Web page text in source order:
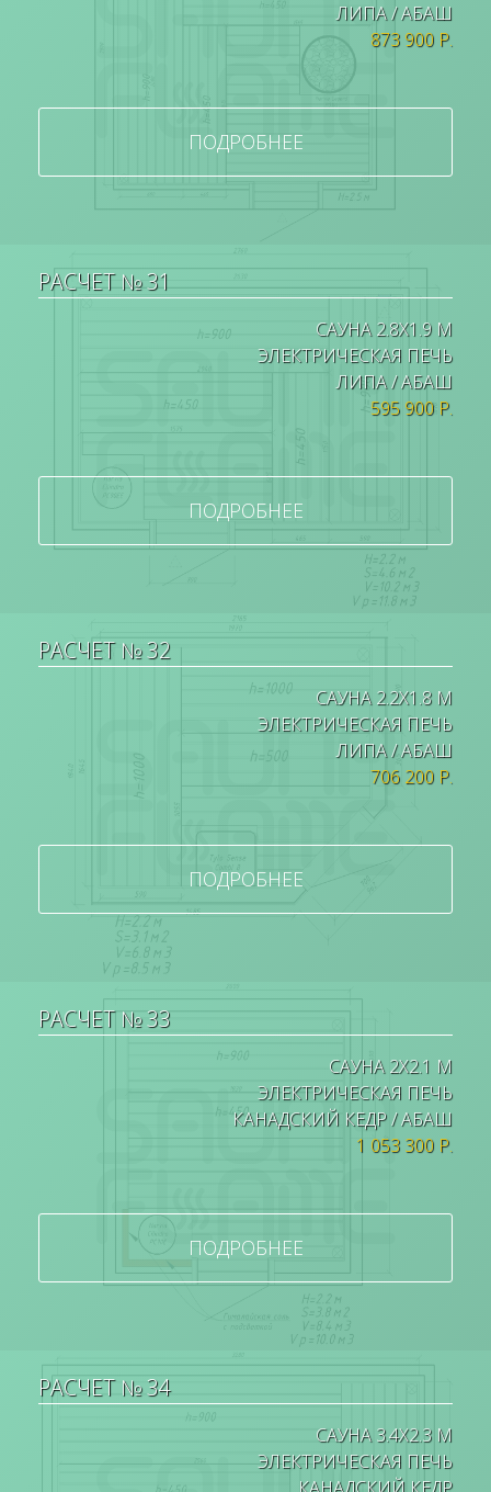
ЛИПА / АБАШ
873 900 Р.
ПОДРОБНЕЕ
РАСЧЕТ № 31
САУНА 2.8Х1.9 М
ЭЛЕКТРИЧЕСКАЯ ПЕЧЬ
ЛИПА / АБАШ
595 900 Р.
ПОДРОБНЕЕ
РАСЧЕТ № 32
САУНА 2.2Х1.8 М
ЭЛЕКТРИЧЕСКАЯ ПЕЧЬ
ЛИПА / АБАШ
706 200 Р.
ПОДРОБНЕЕ
РАСЧЕТ № 33
САУНА 2Х2.1 М
ЭЛЕКТРИЧЕСКАЯ ПЕЧЬ
КАНАДСКИЙ КЕДР / АБАШ
1 053 300 Р.
ПОДРОБНЕЕ
РАСЧЕТ № 34
САУНА 3.4Х2.3 М
ЭЛЕКТРИЧЕСКАЯ ПЕЧЬ